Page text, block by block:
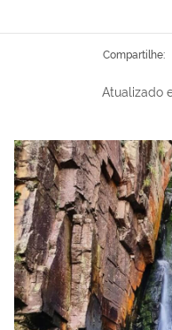
Compartilhe:
Atualizado